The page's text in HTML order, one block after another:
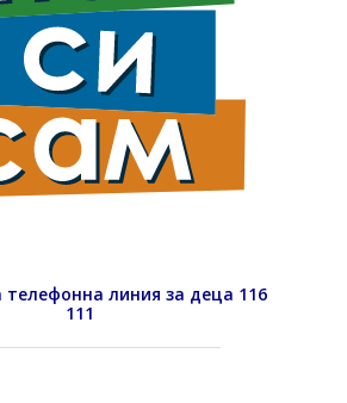
линия за деца 116
111